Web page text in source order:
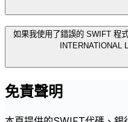
如果我使用了錯誤的 SWIFT 程
INTERNATIONAL
免責聲明